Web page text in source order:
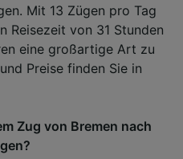
Mit 13 Zügen pro Tag
Reisezeit von 31 Stunden
eine großartige Art zu
Preise finden Sie in
Zug von Bremen nach